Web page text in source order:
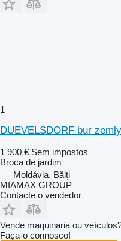
1
DUEVELSDORF bur
1 900 € Sem impostos
Broca de jardim
Moldávia, Bălți
MIAMAX GROUP
Contacte o vendedor
Vende maquinaria ou
Faça-o connosco!